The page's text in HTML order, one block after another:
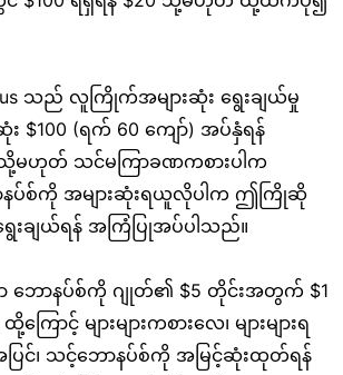
သည် လူကြိုက်အများဆုံး ရွေးချယ်မှု
$100 (ရက် 60 ကျော်) အပ်နှံရန်
မဟုတ် သင်မကြာခဏကစားပါက
စ်ကို အများဆုံးရယူလိုပါက ဤကြိုဆို
းချယ်ရန် အကြံပြုအပ်ပါသည်။
ဘောနပ်စ်ကို ဂျုတ်၏ $5 တိုင်းအတွက် $1
ြောင့် များများကစားလေ၊ များများရ
ြင်၊ သင့်ဘောနပ်စ်ကို အမြင့်ဆုံးထုတ်ရန်